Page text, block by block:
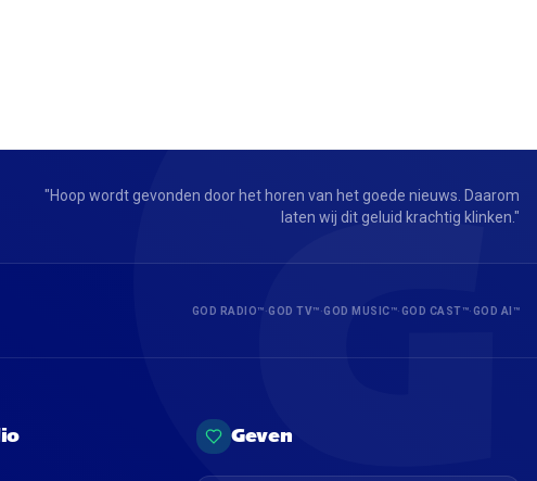
G
"Hoop wordt gevonden door het horen van het goede nieuws. Daarom
laten wij dit geluid krachtig klinken."
GOD RADIO™·GOD TV™·GOD MUSIC™·GOD CAST™·GOD AI™
Geven